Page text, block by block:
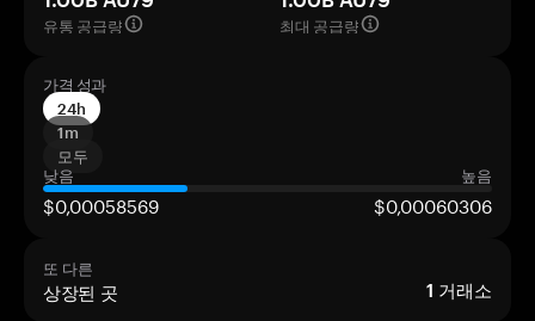
유통 공급량
최대 공급량
가격 성과
24h
1m
모두
낮음
높음
$0,00058569 $0,00060306
또 다른
상장된 곳 1 거래소